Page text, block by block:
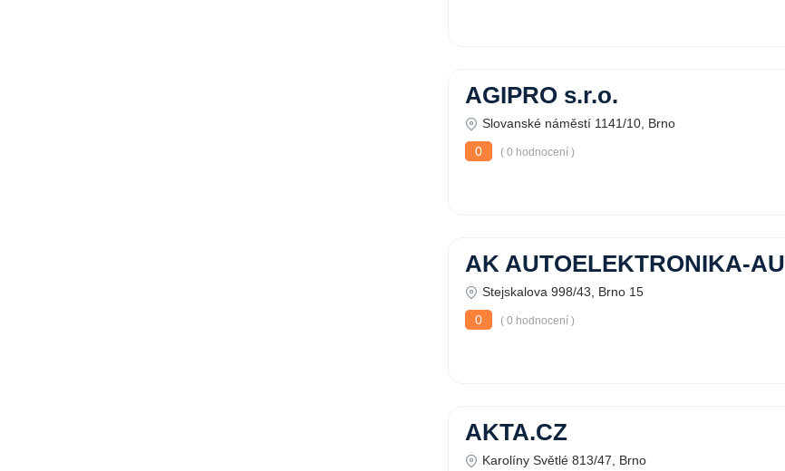
AGIPRO s.r.o.
Slovanské náměstí 1141/10, Brno
0
( 0 hodnocení )
AK AUTOELEKTRONIKA-
Stejskalova 998/43, Brno 15
0
( 0 hodnocení )
AKTA.CZ
Karolíny Světlé 813/47, Brno